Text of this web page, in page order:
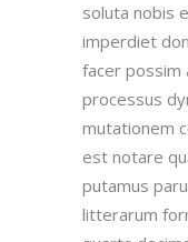
soluta nobis
imperdiet
facer possim
processus
mutationem
est notare
putamus
litterarum